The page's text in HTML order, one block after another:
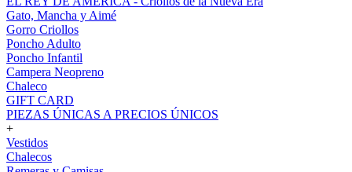
Gato, Mancha y Aimé
Gorro Criollos
Poncho Adulto
Poncho Infantil
Campera Neopreno
Chaleco
GIFT CARD
PIEZAS ÚNICAS A PRECIOS ÚNICOS
+
Vestidos
Chalecos